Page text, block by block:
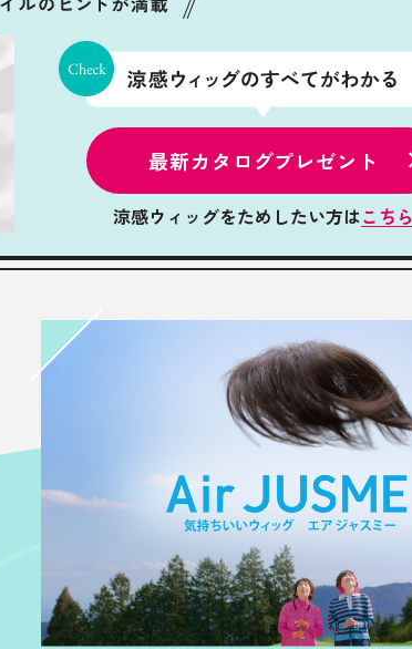
最新カタログプレゼント
涼感ウィッグをためしたい方はこちら